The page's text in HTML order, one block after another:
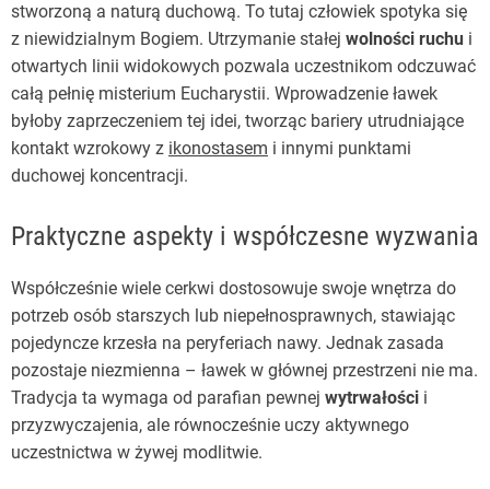
stworzoną a naturą duchową. To tutaj człowiek spotyka się
z niewidzialnym Bogiem. Utrzymanie stałej wolności ruchu i
otwartych linii widokowych pozwala uczestnikom odczuwać
całą pełnię misterium Eucharystii. Wprowadzenie ławek
byłoby zaprzeczeniem tej idei, tworząc bariery utrudniające
kontakt wzrokowy z ikonostasem i innymi punktami
duchowej koncentracji.
Praktyczne aspekty i współczesne wyzwania
Współcześnie wiele cerkwi dostosowuje swoje wnętrza do
potrzeb osób starszych lub niepełnosprawnych, stawiając
pojedyncze krzesła na peryferiach nawy. Jednak zasada
pozostaje niezmienna – ławek w głównej przestrzeni nie ma.
Tradycja ta wymaga od parafian pewnej wytrwałości i
przyzwyczajenia, ale równocześnie uczy aktywnego
uczestnictwa w żywej modlitwie.